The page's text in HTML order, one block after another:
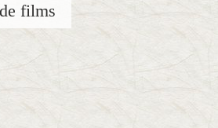
films